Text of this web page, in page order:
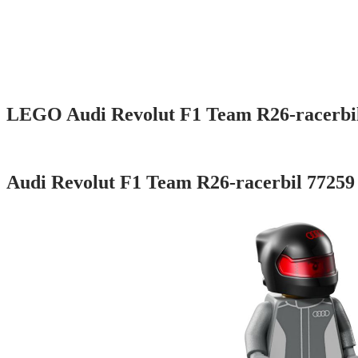
LEGO Audi Revolut F1 Team R26-
Audi Revolut F1 Team R26-racerbil 77259